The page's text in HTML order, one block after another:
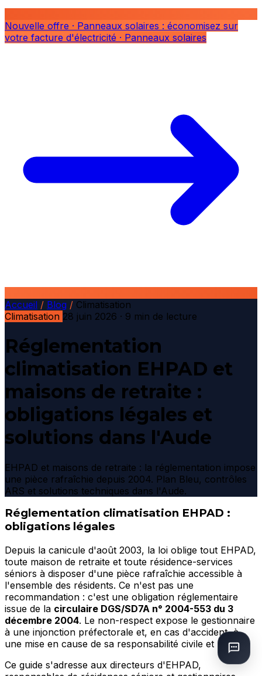
Nouvelle offre · Panneaux solaires : économisez sur
votre facture d'électricité · Panneaux solaires
Accueil / Blog / Climatisation
Climatisation 28 juin 2026 · 9 min de lecture
Réglementation
climatisation EHPAD et
maisons de retraite :
obligations légales et
solutions dans l'Aude
EHPAD et maisons de retraite : la réglementation impose
une pièce rafraîchie depuis 2004. Plan Bleu, contrôles
ARS et solutions techniques dans l'Aude.
Réglementation climatisation EHPAD :
obligations légales
Depuis la canicule d'août 2003, la loi oblige tout EHPAD,
toute maison de retraite et toute résidence-services
séniors à disposer d'une pièce rafraîchie accessible à
l'ensemble des résidents. Ce n'est pas une
recommandation : c'est une obligation réglementaire
issue de la circulaire DGS/SD7A n° 2004-553 du 3
décembre 2004. Le non-respect expose le gestionnaire
à une injonction préfectorale et, en cas d'accident, à
une mise en cause de sa responsabilité civile et pénale.
Ce guide s'adresse aux directeurs d'EHPAD,